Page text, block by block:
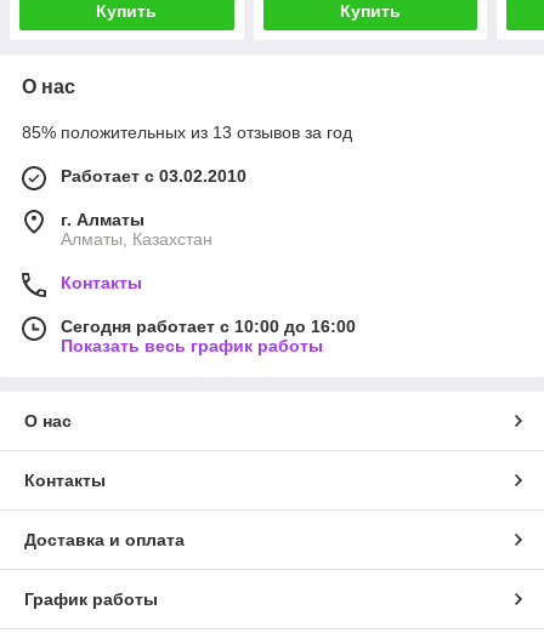
Купить Купить
О нас
85% положительных из 13 отзывов за год
Работает с 03.02.2010
г. Алматы
Алматы, Казахстан
Контакты
Сегодня работает с 10:00 до 16:00
Показать весь график работы
О нас
Контакты
Доставка и оплата
График работы